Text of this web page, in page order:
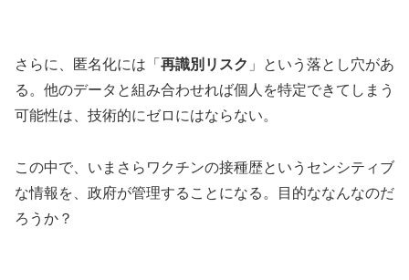
さらに、匿名化には「 再識別リスク 」という落とし穴があ
る。他のデータと組み合わせれば個人を特定できてしまう
可能性は、技術的にゼロにはならない。
この中で、いまさらワクチンの接種歴というセンシティブ
な情報を、政府が管理することになる。目的ななんなのだ
ろうか？